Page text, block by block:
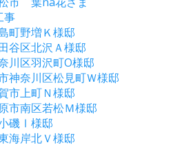
事
町野増Ｋ様邸
谷区北沢Ａ様邸
川区羽沢町O様邸
神奈川区松見町Ｗ様邸
市上町Ｎ様邸
市南区若松Ｍ様邸
磯Ⅰ様邸
海岸北Ｖ様邸